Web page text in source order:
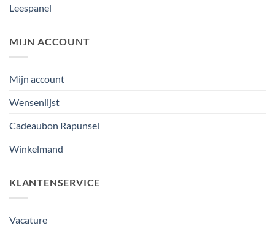
Leespanel
MIJN ACCOUNT
Mijn account
Wensenlijst
Cadeaubon Rapunsel
Winkelmand
KLANTENSERVICE
Vacature